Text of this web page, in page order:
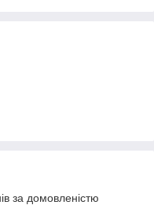
за домовленістю